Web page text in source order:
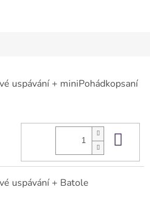
uspávání + miniPohádkopsaní
uspávání + Batole